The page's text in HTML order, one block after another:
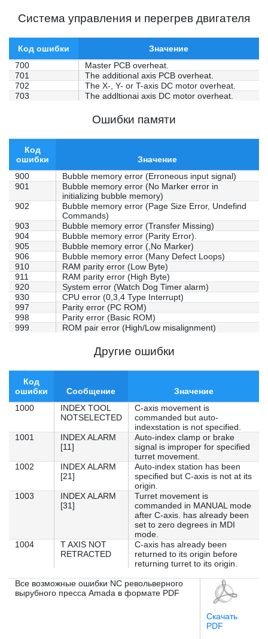
Система управления и перегрев двигателя
Код ошибки
Значение
700
Master PCB overheat.
701
The additional axis PCB overheat.
702
The X-, Y- or T-axis DC motor overheat.
703
The addltionai axis DC motor overheat.
Ошибки памяти
Код
ошибки
Значение
900
Bubble memory error (Erroneous input signal)
901
Bubble memory error (No Marker error in
initializing bubble memory)
902
Bubble memory error (Page Size Error, Undefind
Commands)
903
Bubble memory error (Transfer Missing)
904
Bubble memory error (Parity Error).
905
Bubble memory error (,No Marker)
906
Bubble memory error (Many Defect Loops)
910
RAM parity error (Low Byte)
911
RAM parity error (High Byte)
920
System error (Watch Dog Timer alarm)
930
CPU error (0,3,4 Type Interrupt)
997
Parity error (PC ROM)
998
Parity error (Basic ROM)
999
ROM pair error (High/Low misalignment)
Другие ошибки
Код
ошибки
Сообщение
Значение
1000
INDEX TOOL
NOTSELECTED
C-axis movement is
commanded but auto-
indexstation is not specified.
1001
INDEX ALARM
[11]
Auto-index clamp or brake
signal is improper for specified
turret movement.
1002
INDEX ALARM
[21]
Auto-index station has been
specified but C-axis is not at its
origin.
1003
INDEX ALARM
[31]
Turret movement is
commanded in MANUAL mode
after C-axis. has already been
set to zero degrees in MDI
mode.
1004
T AXIS NOT
RETRACTED
C-axis has already been
returned to its origin before
returning turret to its origin.
Все возможные ошибки NC револьверного
вырубного пресса Amada в формате PDF
Скачать
PDF